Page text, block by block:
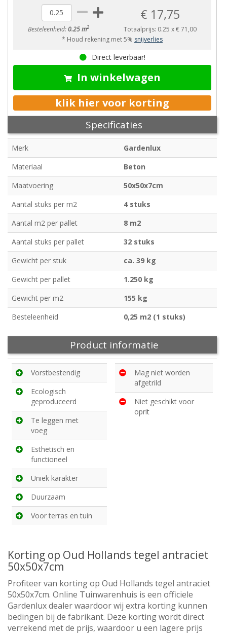
Besteleenheid:0.25 m2
€ 17,75
Totaalprijs: 0.25 x€ 71,00
* Houd rekening met 5% snijverlies
Direct leverbaar!
In winkelwagen
klik hier voor korting
Specificaties
Merk
Gardenlux
Materiaal
Beton
Maatvoering
50x50x7cm
Aantal stuks per m2
4 stuks
Aantal m2 per pallet
8 m2
Aantal stuks per pallet
32 stuks
Gewicht per stuk
ca. 39 kg
Gewicht per pallet
1.250 kg
Gewicht per m2
155 kg
Besteleenheid
0,25 m2 (1 stuks)
Product informatie
Vorstbestendig
Ecologisch
geproduceerd
Te leggen met
voeg
Esthetisch en
functioneel
Uniek karakter
Duurzaam
Voor terras en tuin
Mag niet worden
afgetrild
Niet geschikt voor
oprit
Korting op Oud Hollands tegel antraciet
50x50x7cm
Profiteer van korting op Oud Hollands tegel antraciet
50x50x7cm. Online Tuinwarenhuis is een officiele
Gardenlux dealer waardoor wij extra korting kunnen
bedingen bij de fabrikant. Deze korting wordt direct
verrekend met de prijs, waardoor u een lagere prijs